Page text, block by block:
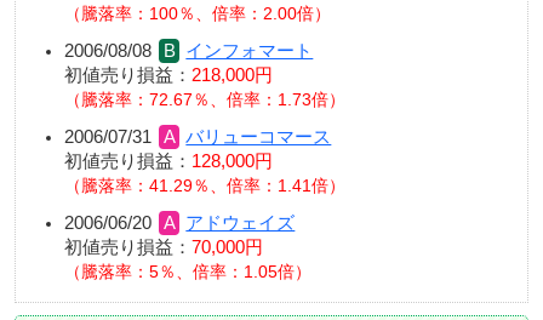
騰落率：100％、倍率：2.00倍
2006/08/08
インフォマート
初値売り損益： 218,000円
騰落率：72.67％、倍率：1.73倍
2006/07/31
バリューコマース
初値売り損益： 128,000円
騰落率：41.29％、倍率：1.41倍
2006/06/20
アドウェイズ
初値売り損益： 70,000円
騰落率：5％、倍率：1.05倍